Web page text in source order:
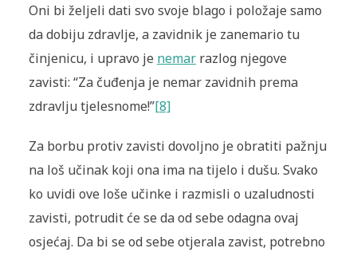
Oni bi željeli dati svo svoje blago i položaje samo
da dobiju zdravlje, a zavidnik je zanemario tu
činjenicu, i upravo je nemarrazlog njegove
zavisti: “Za čuđenja je nemar zavidnih prema
zdravlju tjelesnome!”[8]
Za borbu protiv zavisti dovoljno je obratiti pažnju
na loš učinak koji ona ima na tijelo i dušu. Svako
ko uvidi ove loše učinke i razmisli o uzaludnosti
zavisti, potrudit će se da od sebe odagna ovaj
osjećaj. Da bi se od sebe otjerala zavist, potrebno